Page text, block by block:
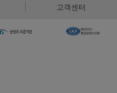
고객센터